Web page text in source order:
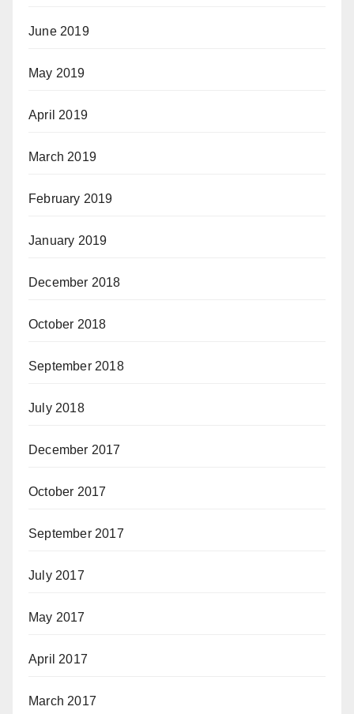
June 2019
May 2019
April 2019
March 2019
February 2019
January 2019
December 2018
October 2018
September 2018
July 2018
December 2017
October 2017
September 2017
July 2017
May 2017
April 2017
March 2017